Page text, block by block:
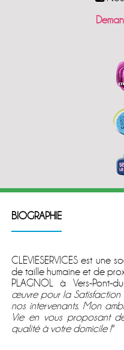
BIOGRAPHIE
CLEVIESERVICES est une
de taille humaine et de
PLAGNOL à Vers-Pont-
œuvre pour la
nos intervenants. Mon
Vie en vous proposant
qualité à votre domicile !''